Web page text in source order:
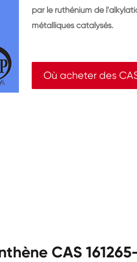
par le ruthénium de
métalliques catalysés.
Où acheter des
CAS